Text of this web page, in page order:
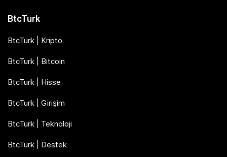
BtcTurk
BtcTurk | Kripto
BtcTurk | Bitcoin
BtcTurk | Hisse
BtcTurk | Girişim
BtcTurk | Teknoloji
BtcTurk | Destek